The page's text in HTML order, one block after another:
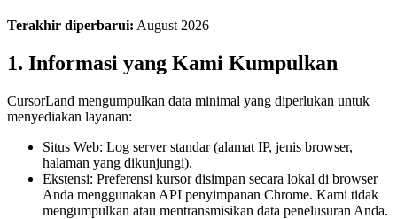
Terakhir diperbarui: August 2026
1. Informasi yang Kami Kumpulkan
CursorLand mengumpulkan data minimal yang diperlukan untuk
menyediakan layanan:
Situs Web: Log server standar (alamat IP, jenis browser,
halaman yang dikunjungi).
Ekstensi: Preferensi kursor disimpan secara lokal di browser
Anda menggunakan API penyimpanan Chrome. Kami tidak
mengumpulkan atau mentransmisikan data penelusuran Anda.